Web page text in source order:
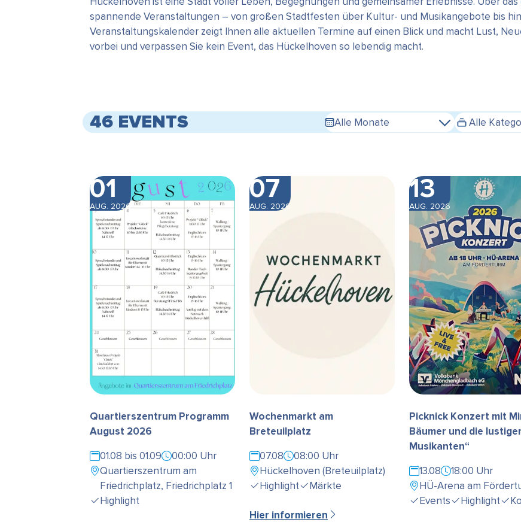
spannende Veranstaltungen – von großen Stadtfesten über Kultur- und Musikangebote bis
Veranstaltungskalender zeigt Ihnen alle aktuellen Termine auf einen Blick und macht Lust,
vorbei und verpassen Sie kein Event, das Hückelhoven so lebendig macht.
46 EVENTS Alle Monate Alle
01
AUG. 2026
Quartierszentrum Programm
August 2026
01.08 bis 01.09
00:00 Uhr
Quartierszentrum am
Friedrichplatz, Friedrichplatz 1
Highlight
07
AUG. 2026
Wochenmarkt am
Breteuilplatz
07.08
08:00 Uhr
Hückelhoven (Breteuilplatz)
Highlight
Märkte
Hier informieren
13
AUG. 2026
Picknick Konzert mit
Bäumer und die
Musikanten“
13.08
18:00 Uhr
HÜ-Arena am
Events
Highlight